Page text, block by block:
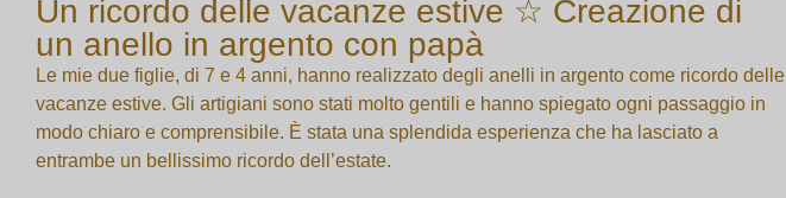
Un ricordo delle vacanze estive ☆ Creazione di
un anello in argento con papà
Le mie due figlie, di 7 e 4 anni, hanno realizzato degli anelli in argento come ricordo delle
vacanze estive. Gli artigiani sono stati molto gentili e hanno spiegato ogni passaggio in
modo chiaro e comprensibile. È stata una splendida esperienza che ha lasciato a
entrambe un bellissimo ricordo dell’estate.